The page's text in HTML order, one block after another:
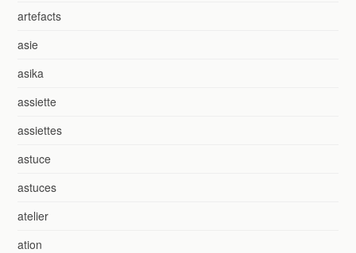
artefacts
asie
asika
assiette
assiettes
astuce
astuces
atelier
ation